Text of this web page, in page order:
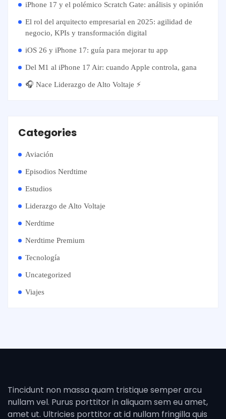
iPhone 17 y el polémico Scratch Gate: análisis y opinión
El rol del arquitecto empresarial en 2025: agilidad de
negocio, KPIs y transformación digital
iOS 26 y iPhone 17: guía para mejorar tu app
Del M1 al iPhone 17 Air: cuando Apple controla, gana
🎧 Nace Liderazgo de Alto Voltaje ⚡️
Categories
Aviación
Episodios Nerdtime
Estudios
Liderazgo de Alto Voltaje
Nerdtime
Nerdtime Premium
Tecnología
Uncategorized
Viajes
Tincidunt non massa quam tristique semper arcu
nullam vel. Purus porttitor in aliquam sem eu amet,
amet ut. Ultricies porttitor at id nullam fringilla quis